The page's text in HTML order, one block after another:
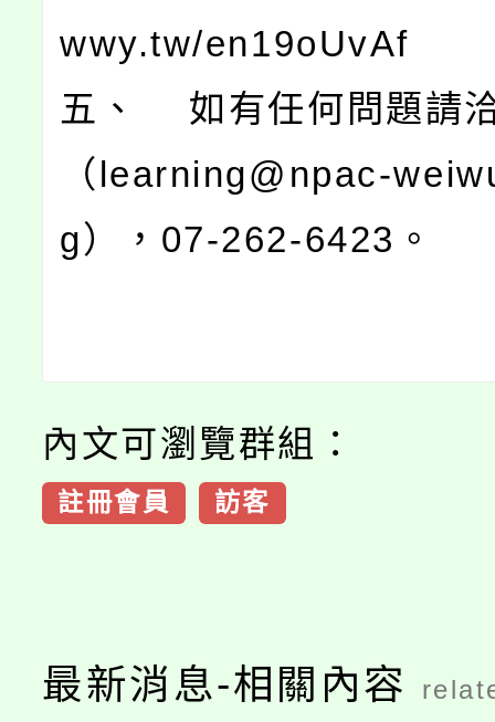
wwy.tw/en19oUvAf
五、 如有任何問題請
（learning@npac-
g），07-262-6423。
內文可瀏覽群組：
註冊會員 訪客
最新消息-相關內容